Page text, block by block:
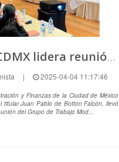
La SAF de la CDMX lidera reunión del Grupo de Trabajo Modernización e Innovación de los Registros y Catastro
| 2025-04-04 11:17:46
y Finanzas de la Ciudad de México
titular Juan Pablo de Botton Falcón, llevó
del Grupo de Trabajo Mod...